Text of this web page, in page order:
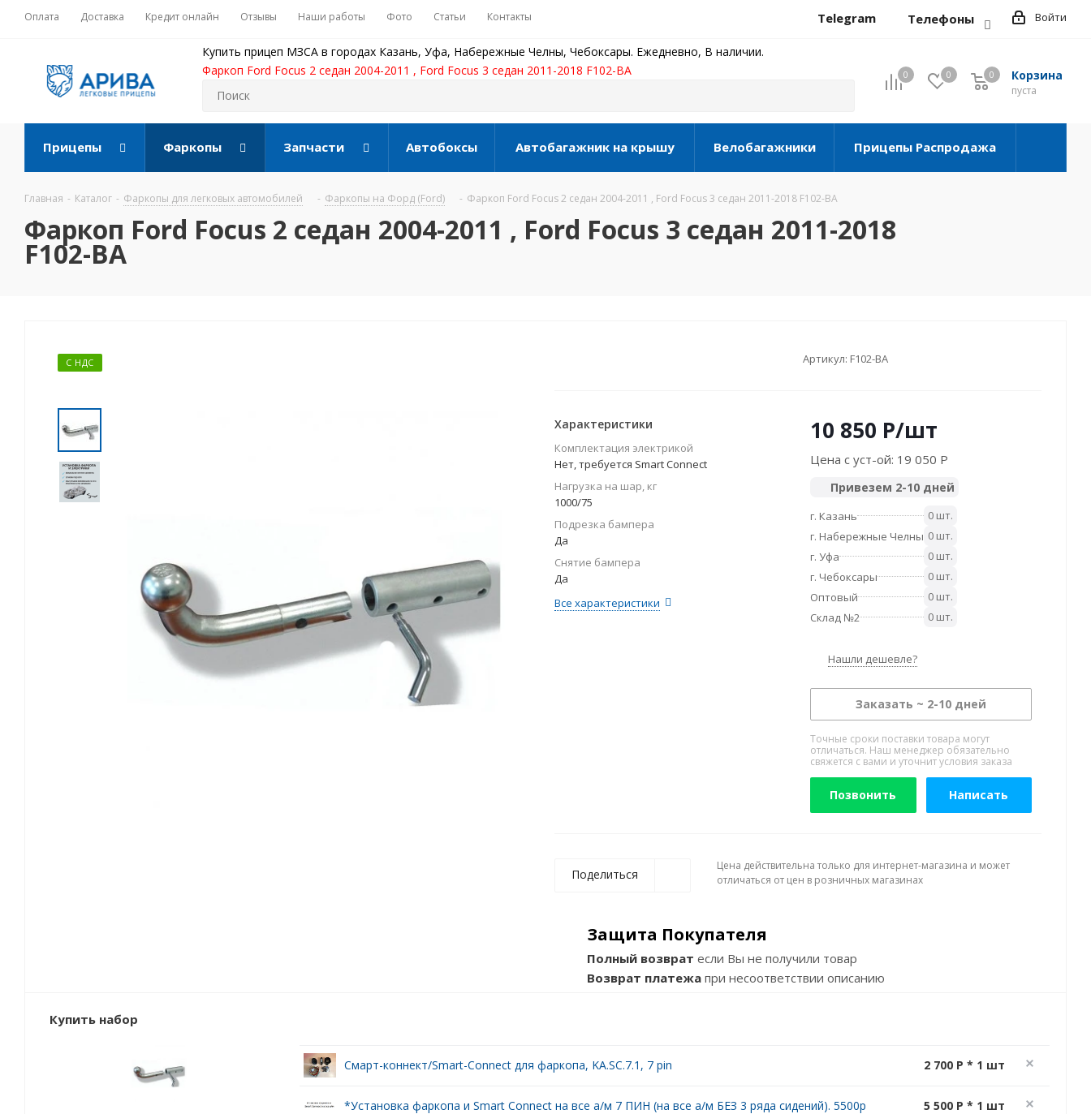
Оплата Доставка Кредит онлайн Отзывы Наши работы Фото Статьи Контакты Войти
Telegram Телефоны
Купить прицеп МЗСА в городах Казань, Уфа, Набережные Челны, Чебоксары. Ежедневно, В наличии.
Фаркоп Ford Focus 2 седан 2004-2011 , Ford Focus 3 седан 2011-2018 F102-BA
0 0 Корзина
0
пуста
0
Прицепы Фаркопы Запчасти Автобоксы Автобагажник на крышу Велобагажники Прицепы Распродажа
Главная - Каталог - Фаркопы для легковых автомобилей - Фаркопы на Форд (Ford) - Фаркоп Ford Focus 2 седан 2004-2011 , Ford Focus 3 седан 2011-2018 F102-BA
Фаркоп Ford Focus 2 седан 2004-2011 , Ford Focus 3 седан 2011-2018
F102-BA
С НДС Артикул: F102-BA
Характеристики
Комплектация электрикой
Нет, требуется Smart Connect
Нагрузка на шар, кг
1000/75
Подрезка бампера
Да
Снятие бампера
Да
Все характеристики
10 850 P/шт
Цена с уст-ой: 19 050 P
Привезем 2-10 дней
г. Казань
0 шт.
г. Набережные Челны 0 шт.
г. Уфа
0 шт.
г. Чебоксары
0 шт.
Оптовый
0 шт.
Склад №2
0 шт.
Нашли дешевле?
Заказать ~ 2-10 дней
Точные сроки поставки товара могут
отличаться. Наш менеджер обязательно
свяжется с вами и уточнит условия заказа
Позвонить Написать
Поделиться
Цена действительна только для интернет-магазина и может
отличаться от цен в розничных магазинах
Защита Покупателя
Полный возврат если Вы не получили товар
Возврат платежа при несоответствии описанию
Купить набор
Смарт-коннект/Smart-Connect для фаркопа, KA.SC.7.1, 7 pin 2 700 P * 1 шт
*Установка фаркопа и Smart Connect на все а/м 7 ПИН (на все а/м БЕЗ 3 ряда сидений). 5500р 5 500 P * 1 шт